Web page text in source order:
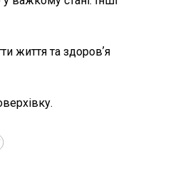
життя та здоровʼя